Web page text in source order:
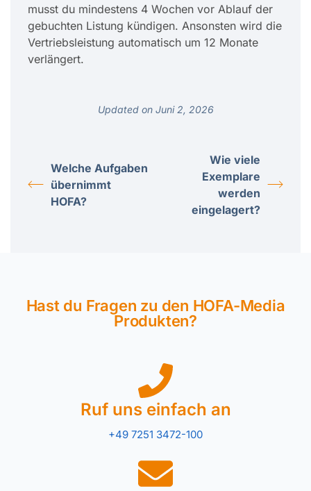
musst du mindestens 4 Wochen vor Ablauf der
gebuchten Listung kündigen. Ansonsten wird die
Vertriebsleistung automatisch um 12 Monate
verlängert.
Updated on Juni 2, 2026
Welche Aufgaben
übernimmt
HOFA?
Wie viele
Exemplare
werden
eingelagert?
Hast du Fragen zu den HOFA-Media
Produkten?
Ruf uns einfach an
+49 7251 3472-100